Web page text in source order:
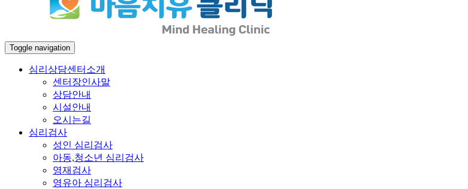
Toggle navigation
심리상담센터소개
센터장인사말
상담안내
시설안내
오시는길
심리검사
성인 심리검사
아동,청소년 심리검사
영재검사
영유아 심리검사